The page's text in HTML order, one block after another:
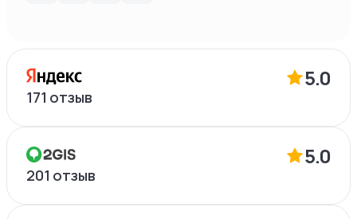
5.0
171 отзыв
5.0
201 отзыв